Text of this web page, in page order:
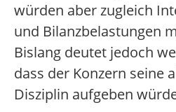
würden aber zugleich
und Bilanzbelastungen
Bislang deutet jedoch
dass der Konzern seine
Disziplin aufgeben